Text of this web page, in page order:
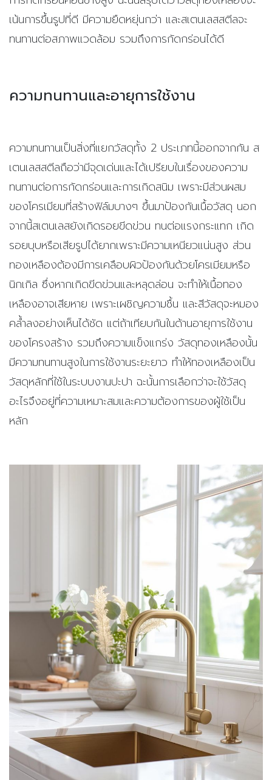
เน้นการขึ้นรูปที่ดี มีความยืดหยุ่นกว่า และสเตนเลสสตีลจะ
ทนทานต่อสภาพแวดล้อม รวมถึงการกัดกร่อนได้ดี
ความทนทานและอายุการใช้งาน
ความทนทานเป็นสิ่งที่แยกวัสดุทั้ง 2 ประเภทนี้ออกจากกัน ส
เตนเลสสตีลถือว่ามีจุดเด่นและได้เปรียบในเรื่องของความ
ทนทานต่อการกัดกร่อนและการเกิดสนิม เพราะมีส่วนผสม
ของโครเมียมที่สร้างฟิล์มบางๆ ขึ้นมาป้องกันเนื้อวัสดุ นอก
จากนี้สเตนเลสยังเกิดรอยขีดข่วน ทนต่อแรงกระแทก เกิด
รอยบุบหรือเสียรูปได้ยากเพราะมีความเหนียวแน่นสูง ส่วน
ทองเหลืองต้องมีการเคลือบผิวป้องกันด้วยโครเมียมหรือ
นิกเกิล ซึ่งหากเกิดขีดข่วนและหลุดล่อน จะทำให้เนื้อทอง
เหลืองอาจเสียหาย เพราะเผชิญความชื้น และสีวัสดุจะหมอง
คล้ำลงอย่างเห็นได้ชัด แต่ถ้าเทียบกันในด้านอายุการใช้งาน
ของโครงสร้าง รวมถึงความแข็งแกร่ง วัสดุทองเหลืองนั้น
มีความทนทานสูงในการใช้งานระยะยาว ทำให้ทองเหลืองเป็น
วัสดุหลักที่ใช้ในระบบงานปะปา ฉะนั้นการเลือกว่าจะใช้วัสดุ
อะไรจึงอยู่ที่ความเหมาะสมและความต้องการของผู้ใช้เป็น
หลัก